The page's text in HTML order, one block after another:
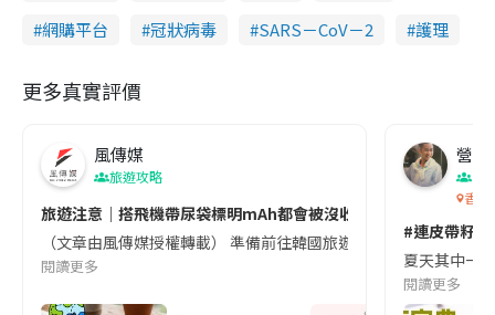
網購平台
冠狀病毒 SARS－CoV－2 護理
更多真實評價
風傳媒
旅遊攻略
旅遊注意｜搭飛機帶尿袋標明mAh都會被沒收😱出發前切記檢查
（文章由風傳媒授權轉載） 準備前往韓國旅遊的民眾，近期要
閱讀更多
營養
香港
#連皮帶籽
夏天其中一
閱讀更多